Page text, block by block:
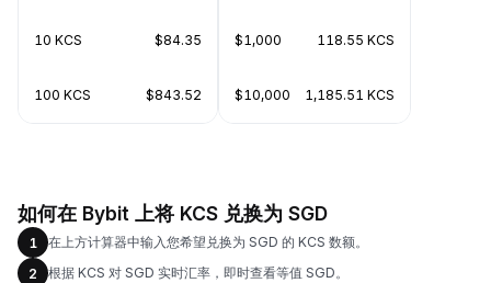
10 KCS $84.35
100 KCS $843.52
$1,000 118.55 KCS
$10,000 1,185.51 KCS
如何在 Bybit 上将 KCS 兑换为 SGD
1
在上方计算器中输入您希望兑换为 SGD 的 KCS 数额。
2
根据 KCS 对 SGD 实时汇率，即时查看等值 SGD。